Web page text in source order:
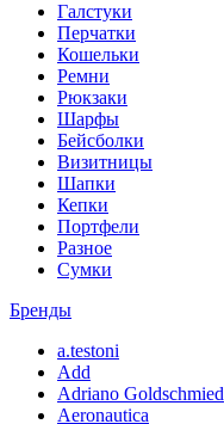
Галстуки
Перчатки
Кошельки
Ремни
Рюкзаки
Шарфы
Бейсболки
Визитницы
Шапки
Кепки
Портфели
Разное
Сумки
Бренды
a.testoni
Add
Adriano Goldschmied
Aeronautica